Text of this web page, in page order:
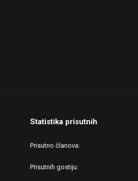
Statistika prisutnih
Prisutno članova
Prisutnih gostiju